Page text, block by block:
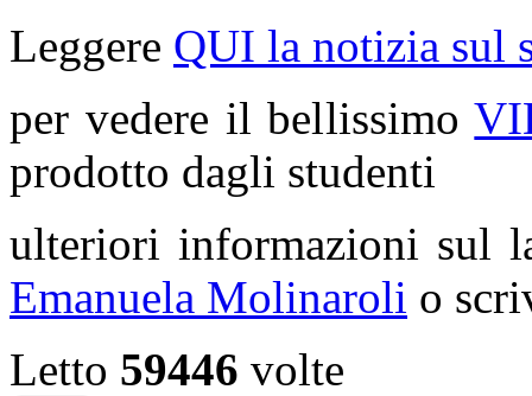
Leggere QUI la notizia sul
per vedere il bellissimo
prodotto dagli studenti
ulteriori informazioni sul
Emanuela Molinaroli o
Letto 59446 volte